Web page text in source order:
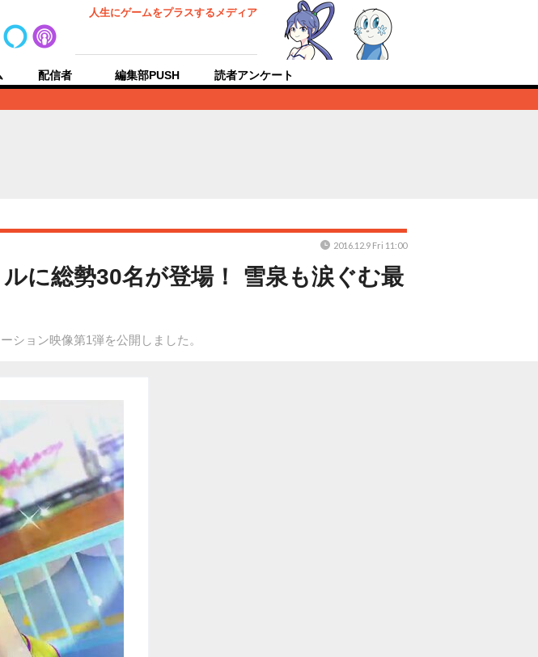
人生にゲームをプラスするメディア
配信者 編集部PUSH 読者アンケート
に総勢30名が登場！ 雪泉も涙ぐむ最
ション映像第1弾を公開しました。
2016.12.9 Fri 11:00